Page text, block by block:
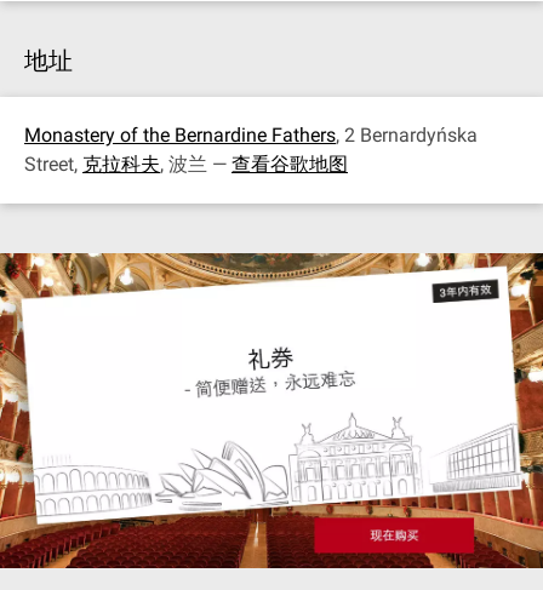
地址
Monastery of the Bernardine Fathers, 2 Bernardyńska
Street, 克拉科夫, 波兰 — 查看谷歌地图